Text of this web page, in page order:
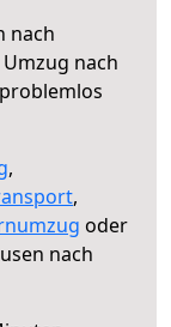
nach
nach
,
,
oder
nach